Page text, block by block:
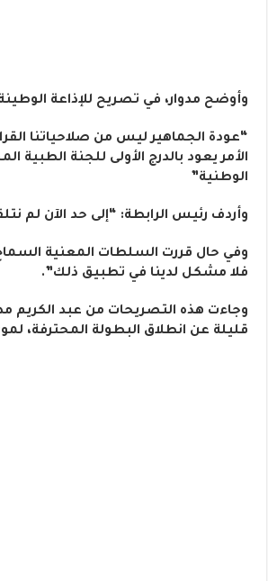
وأوضح مدوار، في تصريح للإذاعة
“عودة الجماهير ليس من صلاحياتنا
الأمر يعود بالدرج الأولى للجنة الطبية
الوطنية”
وأردف رئيس الرابطة: “إلى حد الآن لم
وفي حال قررت السلطات المعنية
فلا مشكل لدينا في تطبيق ذلك”.
وجاءت هذه التصريحات من عبد الكريم
قليلة عن انطلاق البطولة المحترفة، لموسم